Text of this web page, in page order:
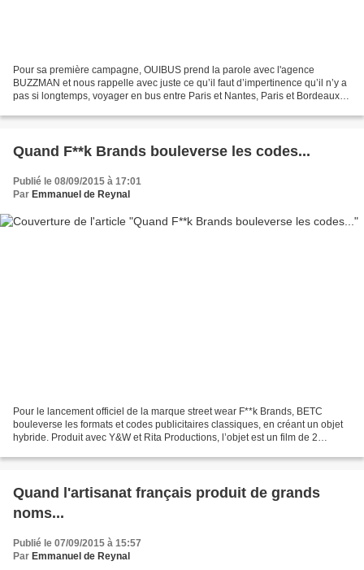
Pour sa première campagne, OUIBUS prend la parole avec l'agence
BUZZMAN et nous rappelle avec juste ce qu’il faut d’impertinence qu’il n’y a
pas si longtemps, voyager en bus entre Paris et Nantes, Paris et Bordeaux
Quand F**k Brands bouleverse les codes...
Publié le 08/09/2015 à 17:01
Par Emmanuel de Reynal
Pour le lancement officiel de la marque street wear F**k Brands, BETC
bouleverse les formats et codes publicitaires classiques, en créant un objet
hybride. Produit avec Y&W et Rita Productions, l’objet est un film de 2
Quand l'artisanat français produit de grands
noms...
Publié le 07/09/2015 à 15:57
Par Emmanuel de Reynal